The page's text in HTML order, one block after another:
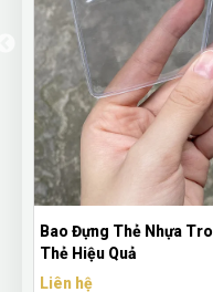
Nước – Bảo Vệ